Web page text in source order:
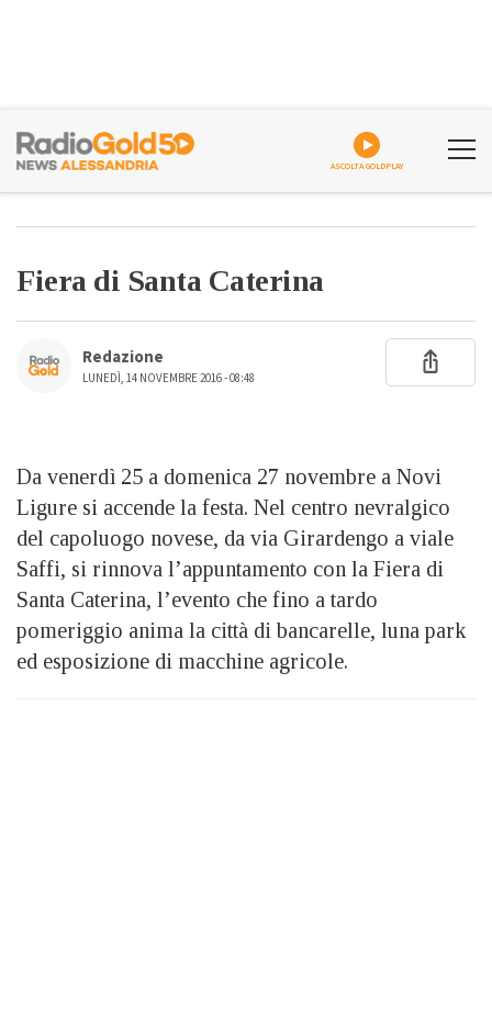
ASCOLTA GOLDPLAY
Fiera di Santa Caterina
Redazione
LUNEDÌ, 14 NOVEMBRE 2016 - 08:48
Da venerdì 25 a domenica 27 novembre a Novi
Ligure si accende la festa. Nel centro nevralgico
del capoluogo novese, da via Girardengo a viale
Saffi, si rinnova l’appuntamento con la Fiera di
Santa Caterina, l’evento che fino a tardo
pomeriggio anima la città di bancarelle, luna park
ed esposizione di macchine agricole.